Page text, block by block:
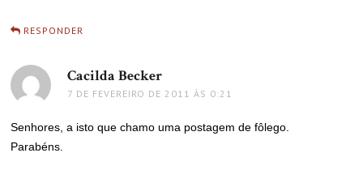
RESPONDER
Cacilda Becker
7 DE FEVEREIRO DE 2011 ÀS 0:21
Senhores, a isto que chamo uma postagem de fôlego.
Parabéns.